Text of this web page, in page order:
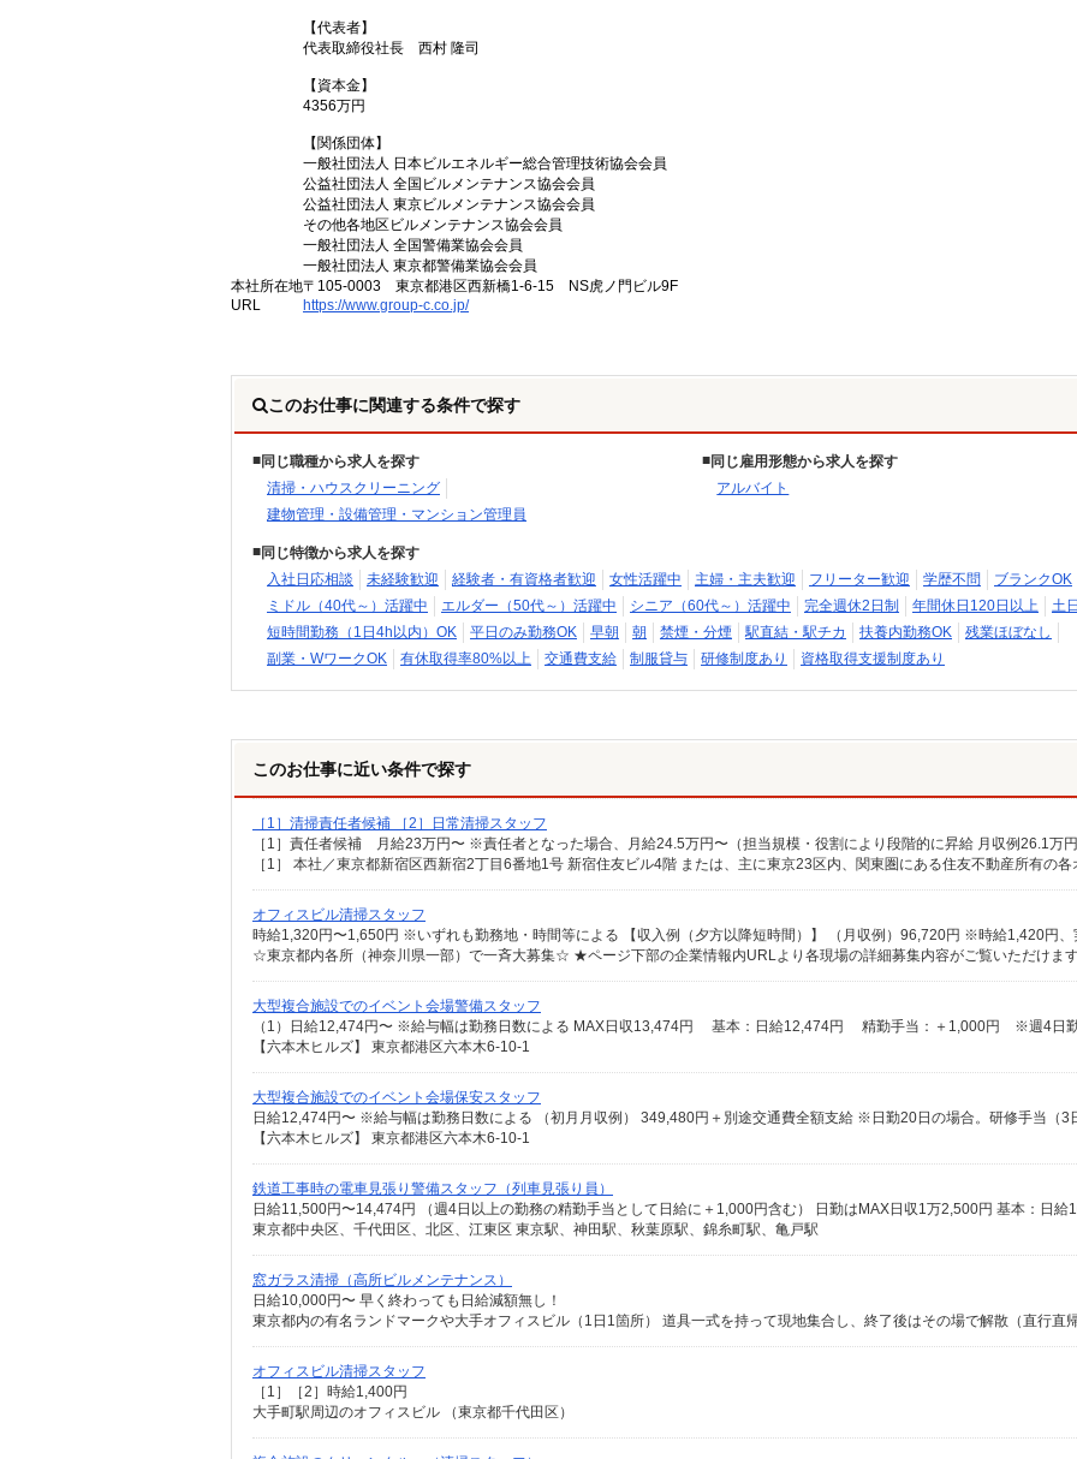
【代表者】
代表取締役社長 西村 隆司
【資本金】
4356万円
【関係団体】
一般社団法人 日本ビルエネルギー総合管理技術協会会員
公益社団法人 全国ビルメンテナンス協会会員
公益社団法人 東京ビルメンテナンス協会会員
その他各地区ビルメンテナンス協会会員
一般社団法人 全国警備業協会会員
一般社団法人 東京都警備業協会会員
本社所在地〒105-0003 東京都港区西新橋1-6-15 NS虎ノ門ビル9F
URL
https://www.group-c.co.jp/
このお仕事に関連する条件で探す
同じ職種から求人を探す
清掃・ハウスクリーニング
建物管理・設備管理・マンション管理員
同じ雇用形態から求人を探す
アルバイト
同じ特徴から求人を探す
入社日応相談
未経験歓迎 経験者・有資格者歓迎 女性活躍中 主婦・主夫歓迎 フリーター歓迎 学歴不問
ブランクOK
ミドル（40代～）活躍中
エルダー（50代～）活躍中 シニア（60代～）活躍中 完全週休2日制 年間休日120日以上
土
短時間勤務（1日4h以内）OK
平日のみ勤務OK 早朝 朝 禁煙・分煙 駅直結・駅チカ 扶養内勤務OK
残業ほぼなし
副業・WワークOK
有休取得率80%以上 交通費支給 制服貸与 研修制度あり 資格取得支援制度あり
このお仕事に近い条件で探す
［1］清掃責任者候補 ［2］日常清掃スタッフ
オフィスビル清掃スタッフ
大型複合施設でのイベント会場警備スタッフ
【六本木ヒルズ】 東京都港区六本木6-10-1
大型複合施設でのイベント会場保安スタッフ
【六本木ヒルズ】 東京都港区六本木6-10-1
鉄道工事時の電車見張り警備スタッフ（列車見張り員）
東京都中央区、千代田区、北区、江東区 東京駅、神田駅、秋葉原駅、錦糸町駅、亀戸駅
窓ガラス清掃（高所ビルメンテナンス）
日給10,000円〜 早く終わっても日給減額無し！
オフィスビル清掃スタッフ
［1］［2］時給1,400円
大手町駅周辺のオフィスビル （東京都千代田区）